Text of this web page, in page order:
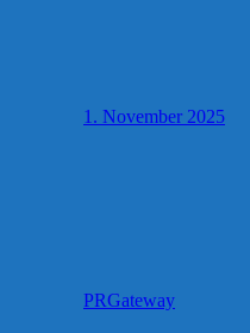
1. November 2025
PRGateway